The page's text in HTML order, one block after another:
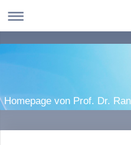
Homepage von Prof. Dr.